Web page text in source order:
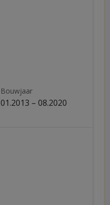
Bouwjaar
01.2013 – 08.2020